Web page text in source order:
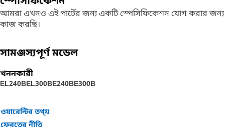
আমরা এখনও এই পার্টের জন্য একটি স্পেসিফিকেশন যোগ করার জন্য
কাজ করছি।
সামঞ্জস্যপূর্ণ মডেল
খননকারী
EL240BEL300BE240BE300B
ওয়ারেন্টির তথ্য়
ফেরতের নীতি